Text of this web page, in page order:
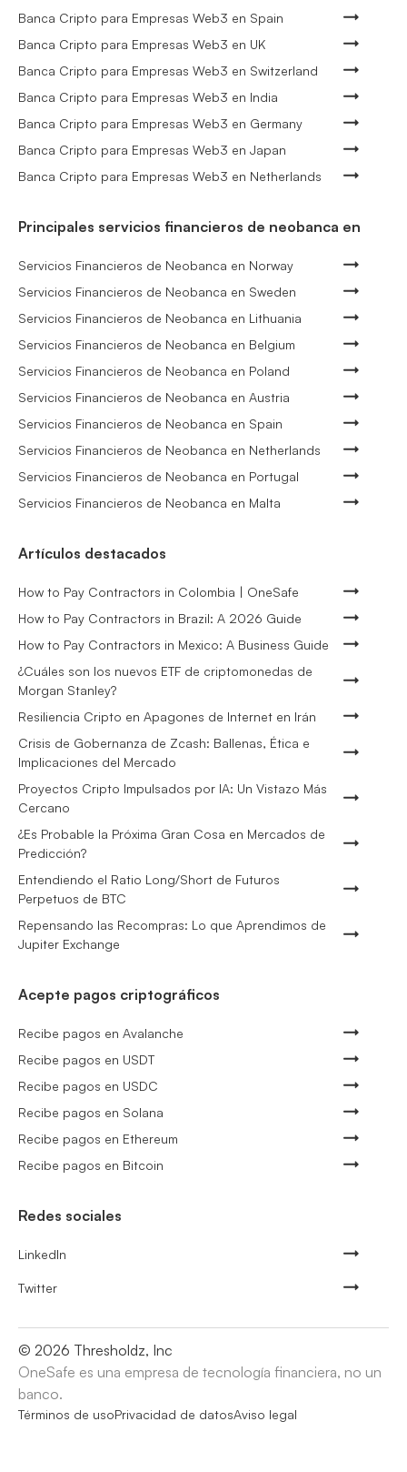
Banca Cripto para Empresas Web3 en Spain
Banca Cripto para Empresas Web3 en UK
Banca Cripto para Empresas Web3 en Switzerland
Banca Cripto para Empresas Web3 en India
Banca Cripto para Empresas Web3 en Germany
Banca Cripto para Empresas Web3 en Japan
Banca Cripto para Empresas Web3 en Netherlands
Principales servicios financieros de neobanca en
Servicios Financieros de Neobanca en Norway
Servicios Financieros de Neobanca en Sweden
Servicios Financieros de Neobanca en Lithuania
Servicios Financieros de Neobanca en Belgium
Servicios Financieros de Neobanca en Poland
Servicios Financieros de Neobanca en Austria
Servicios Financieros de Neobanca en Spain
Servicios Financieros de Neobanca en Netherlands
Servicios Financieros de Neobanca en Portugal
Servicios Financieros de Neobanca en Malta
Artículos destacados
How to Pay Contractors in Colombia | OneSafe
How to Pay Contractors in Brazil: A 2026 Guide
How to Pay Contractors in Mexico: A Business Guide
¿Cuáles son los nuevos ETF de criptomonedas de
Morgan Stanley?
Resiliencia Cripto en Apagones de Internet en Irán
Crisis de Gobernanza de Zcash: Ballenas, Ética e
Implicaciones del Mercado
Proyectos Cripto Impulsados por IA: Un Vistazo Más
Cercano
¿Es Probable la Próxima Gran Cosa en Mercados de
Predicción?
Entendiendo el Ratio Long/Short de Futuros
Perpetuos de BTC
Repensando las Recompras: Lo que Aprendimos de
Jupiter Exchange
Acepte pagos criptográficos
Recibe pagos en Avalanche
Recibe pagos en USDT
Recibe pagos en USDC
Recibe pagos en Solana
Recibe pagos en Ethereum
Recibe pagos en Bitcoin
Redes sociales
LinkedIn
Twitter
© 2026 Thresholdz, Inc
OneSafe es una empresa de tecnología financiera, no un
banco.
Términos de usoPrivacidad de datosAviso legal